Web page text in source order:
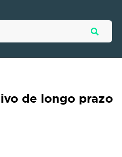
de longo prazo